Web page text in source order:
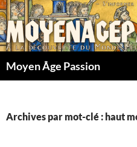
Aller
au
contenu
Moyen Âge Passion
Archives par mot-clé : haut